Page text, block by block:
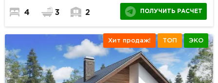
4 3 2 ПОЛУЧИТЬ РАСЧЕТ
Хит продаж! ТОП ЭКО